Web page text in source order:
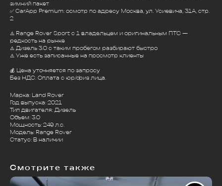
зимний пакет
✅ CarApp Premium: осмотр по адресу Москва, ул. Усиевича, 31А, стр.
2
⚠️ Range Rover Sport с 1 владельцем и оригинальным ПТС —
редкость на рынке
⚠️ Дизель 3.0 с таким пробегом разбирают быстро
⚠️ Уже есть записанные на просмотр клиенты
💰 Цена уточняется по запросу
Без НДС. Оплата с юр/физ лица.
Марка: Land Rover
Год выпуска: 2021
Тип двигателя: Дизель
Объем: 3.0
Мощность: 249 л.с.
Модель: Range Rover
Статус: В наличии
Смотрите также